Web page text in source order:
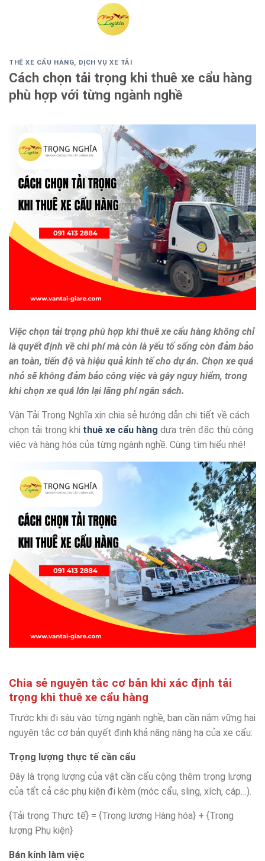
THÊ XE CẨU HÀNG, DỊCH VỤ XE TẢI
Cách chọn tải trọng khi thuê xe cẩu hàng
phù hợp với từng ngành nghề
Việc chọn tải trọng phù hợp khi thuê xe cẩu hàng không chỉ
là quyết định về chi phí mà còn là yếu tố sống còn đảm bảo
an toàn, tiến độ và hiệu quả kinh tế cho dự án. Chọn xe quá
nhỏ sẽ không đảm bảo công việc và gây nguy hiểm, trong
khi chọn xe quá lớn lại lãng phí ngân sách.
Vận Tải Trọng Nghĩa xin chia sẻ hướng dẫn chi tiết về cách
chọn tải trọng khi thuê xe cẩu hàng dựa trên đặc thù công
việc và hàng hóa của từng ngành nghề. Cùng tìm hiểu nhé!
Chia sẻ nguyên tắc cơ bản khi xác định tải
trọng khi thuê xe cẩu hàng
Trước khi đi sâu vào từng ngành nghề, bạn cần nắm vững hai
nguyên tắc cơ bản quyết định khả năng nâng hạ của xe cẩu:
Trọng lượng thực tế cần cẩu
Đây là trọng lượng của vật cần cẩu cộng thêm trọng lượng
của tất cả các phụ kiện đi kèm (móc cẩu, sling, xích, cáp…).
{Tải trọng Thực tế} = {Trọng lượng Hàng hóa} + {Trọng
lượng Phụ kiện}
Bán kính làm việc